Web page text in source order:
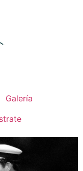
Galería